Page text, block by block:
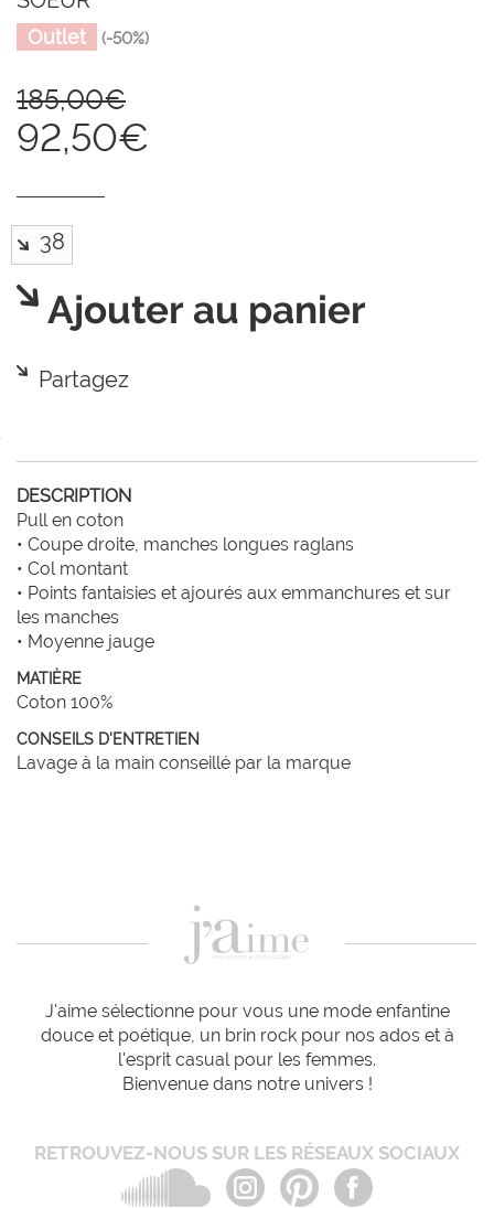
Outlet (-50%)
185,00€
92,50€
Ajouter au panier
Partagez
DESCRIPTION
Pull en coton
• Coupe droite, manches longues raglans
• Col montant
• Points fantaisies et ajourés aux emmanchures et sur
les manches
• Moyenne jauge
MATIÈRE
Coton 100%
CONSEILS D'ENTRETIEN
Lavage à la main conseillé par la marque
J'aime sélectionne pour vous une mode enfantine
douce et poétique, un brin rock pour nos ados et à
l'esprit casual pour les femmes.
Bienvenue dans notre univers !
RETROUVEZ-NOUS SUR LES RÉSEAUX SOCIAUX